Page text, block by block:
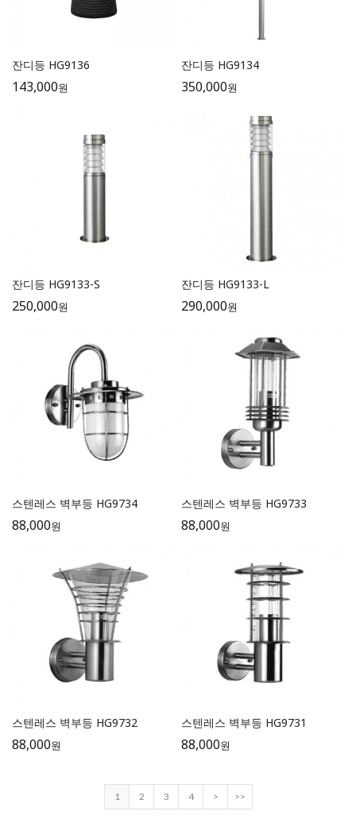
잔디등 HG9136
143,000원
잔디등 HG9134
350,000원
잔디등 HG9133-S
250,000원
잔디등 HG9133-L
290,000원
스텐레스 벽부등 HG9734
88,000원
스텐레스 벽부등 HG9733
88,000원
스텐레스 벽부등 HG9732
88,000원
스텐레스 벽부등 HG9731
88,000원
1 2 3 4 > >>